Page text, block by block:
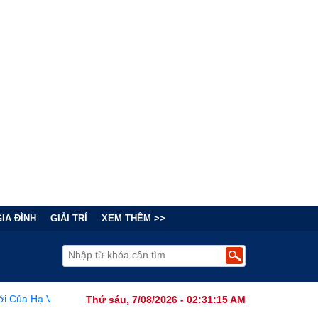
ĐÌNH GIẢI TRÍ XEM THÊM >>
Thứ sáu, 7/08/2026 - 02:31:17 AM
Cãi Về Nguồn Gốc SARS-CoV-2 Từ Phòng Thí Nghiệm